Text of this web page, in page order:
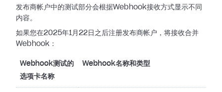
发布商帐户中的测试部分会根据Webhook接收方式显示不同
内容。
如果您在2025年1月22日之后注册发布商帐户，将接收合并
Webhook：
Webhook测试的
选项卡名称
Webhook名称和类型